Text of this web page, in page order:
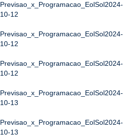
Previsao_x_Programacao_EolSol2024-
10-12
Previsao_x_Programacao_EolSol2024-
10-12
Previsao_x_Programacao_EolSol2024-
10-12
Previsao_x_Programacao_EolSol2024-
10-13
Previsao_x_Programacao_EolSol2024-
10-13